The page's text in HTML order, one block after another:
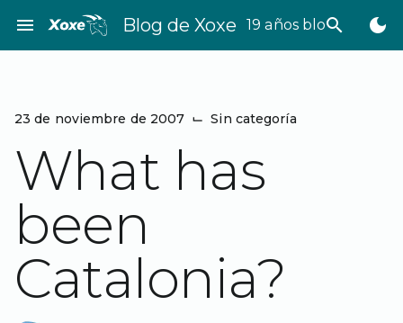
contenido
menu Blog de Xoxe 19 años bloggeando
search dark_mode
23 de noviembre de 2007 ⌙ Sin categoría
What has
been
Catalonia?